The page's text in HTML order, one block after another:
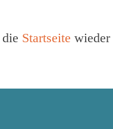
Startseite wieder